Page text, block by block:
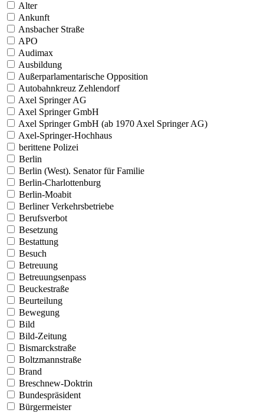
Alter
Ankunft
Ansbacher Straße
APO
Audimax
Ausbildung
Außerparlamentarische Opposition
Autobahnkreuz Zehlendorf
Axel Springer AG
Axel Springer GmbH
Axel Springer GmbH (ab 1970 Axel Springer AG)
Axel-Springer-Hochhaus
berittene Polizei
Berlin
Berlin (West). Senator für Familie
Berlin-Charlottenburg
Berlin-Moabit
Berliner Verkehrsbetriebe
Berufsverbot
Besetzung
Bestattung
Besuch
Betreuung
Betreuungsenpass
Beuckestraße
Beurteilung
Bewegung
Bild
Bild-Zeitung
Bismarckstraße
Boltzmannstraße
Brand
Breschnew-Doktrin
Bundespräsident
Bürgermeister